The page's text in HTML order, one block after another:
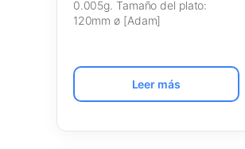
0.005g. Tamaño del plato:
120mm ø [Adam]
Leer más